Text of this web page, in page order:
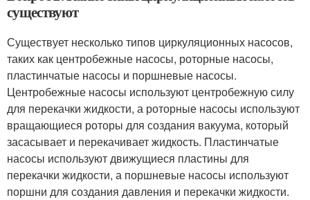
существуют
Существует несколько типов циркуляционных насосов,
таких как центробежные насосы, роторные насосы,
пластинчатые насосы и поршневые насосы.
Центробежные насосы используют центробежную силу
для перекачки жидкости, а роторные насосы используют
вращающиеся роторы для создания вакуума, который
засасывает и перекачивает жидкость. Пластинчатые
насосы используют движущиеся пластины для
перекачки жидкости, а поршневые насосы используют
поршни для создания давления и перекачки жидкости.